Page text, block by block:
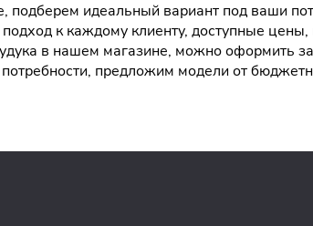
идеальный вариант под ваши
к каждому клиенту, доступные
в нашем магазине, можно оформить
предложим модели от